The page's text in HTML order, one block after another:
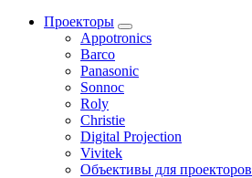
Проекторы
Appotronics
Barco
Panasonic
Sonnoc
Roly
Christie
Digital Projection
Vivitek
Объективы для проекторов